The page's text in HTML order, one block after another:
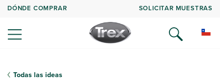
DÓNDE COMPRAR SOLICITAR MUESTRAS
Todas las ideas